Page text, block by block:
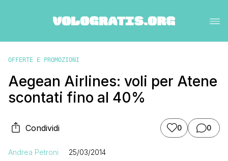
OFFERTE E PROMOZIONI
Aegean Airlines: voli per Atene
scontati fino al 40%
Condividi 0 0
Andrea Petroni 25/03/2014